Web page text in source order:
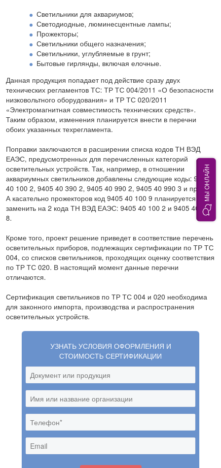
Светильники для аквариумов;
Светодиодные, люминесцентные лампы;
Прожекторы;
Светильники общего назначения;
Светильники, углубляемые в грунт;
Бытовые гирлянды, включая елочные.
Данная продукция попадает под действие сразу двух
технических регламентов ТС: ТР ТС 004/2011 «О безопасности
низковольтного оборудования» и ТР ТС 020/2011
«Электромагнитная совместимость технических средств».
Таким образом, изменения планируется внести в перечни
обоих указанных техрегламента.
Поправки заключаются в расширении списка кодов ТН ВЭД
ЕАЭС, предусмотренных для перечисленных категорий
осветительных устройств. Так, например, в отношении
аквариумных светильников добавлены следующие коды: 9405
40 100 2, 9405 40 390 2, 9405 40 990 2, 9405 40 990 3 и прочие.
А касательно прожекторов код 9405 40 100 9 планируется
заменить на 2 кода ТН ВЭД ЕАЭС: 9405 40 100 2 и 9405 40 100
8.
Кроме того, проект решение приведет в соответствие перечень
осветительных приборов, подлежащих сертификации по ТР ТС
004, со списков светильников, проходящих оценку соответствия
по ТР ТС 020. В настоящий момент данные перечни
отличаются.
Сертификация светильников по ТР ТС 004 и 020 необходима
для законного импорта, производства и распространения
осветительных устройств.
УЗНАТЬ УСЛОВИЯ ОФОРМЛЕНИЯ И
СТОИМОСТЬ СЕРТИФИКАЦИИ
МЫ ОНЛАЙН